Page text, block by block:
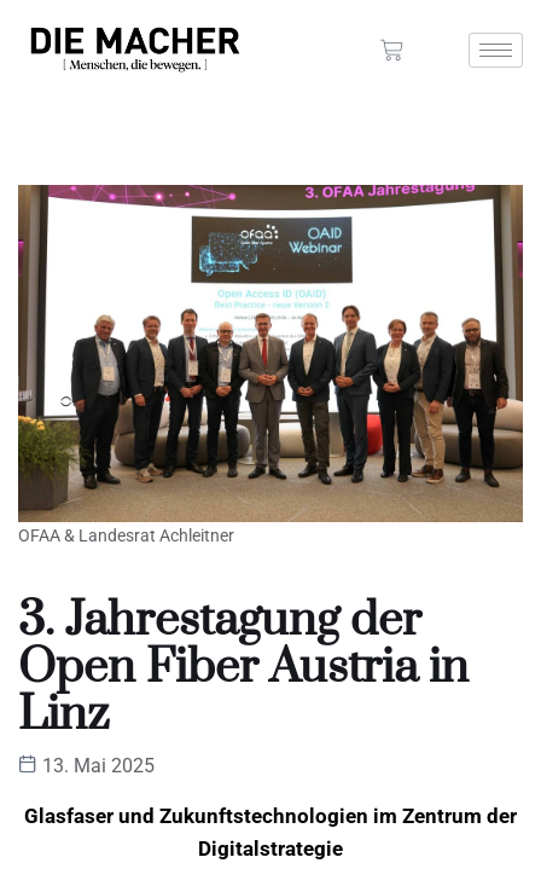
OFAA & Landesrat Achleitner
3. Jahrestagung der
Open Fiber Austria in
Linz
13. Mai 2025
Glasfaser und Zukunftstechnologien im Zentrum der
Digitalstrategie